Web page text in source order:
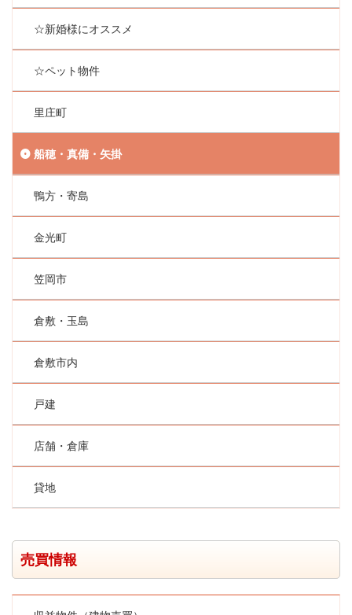
☆新婚様にオススメ
☆ペット物件
里庄町
船穂・真備・矢掛
鴨方・寄島
金光町
笠岡市
倉敷・玉島
倉敷市内
戸建
店舗・倉庫
貸地
売買情報